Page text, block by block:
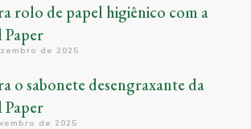
rolo de papel higiênico com a
de 2025
o sabonete desengraxante da
de 2025